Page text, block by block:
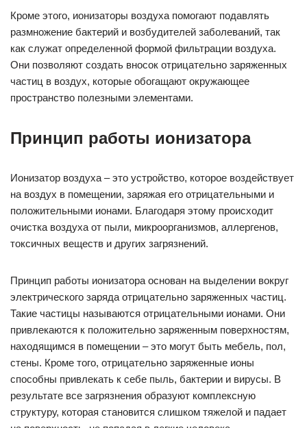
Кроме этого, ионизаторы воздуха помогают подавлять
размножение бактерий и возбудителей заболеваний, так
как служат определенной формой фильтрации воздуха.
Они позволяют создать вносок отрицательно заряженных
частиц в воздух, которые обогащают окружающее
пространство полезными элементами.
Принцип работы ионизатора
Ионизатор воздуха – это устройство, которое воздействует
на воздух в помещении, заряжая его отрицательными и
положительными ионами. Благодаря этому происходит
очистка воздуха от пыли, микроорганизмов, аллергенов,
токсичных веществ и других загрязнений.
Принцип работы ионизатора основан на выделении вокруг
электрического заряда отрицательно заряженных частиц.
Такие частицы называются отрицательными ионами. Они
привлекаются к положительно заряженным поверхностям,
находящимся в помещении – это могут быть мебель, пол,
стены. Кроме того, отрицательно заряженные ионы
способны привлекать к себе пыль, бактерии и вирусы. В
результате все загрязнения образуют комплексную
структуру, которая становится слишком тяжелой и падает